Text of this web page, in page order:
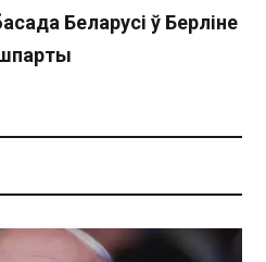
Беларусі ў Берліне